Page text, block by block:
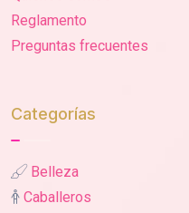
Reglamento
Preguntas frecuentes
Categorías
Belleza
Caballeros